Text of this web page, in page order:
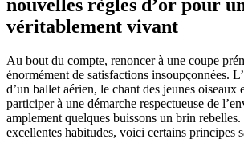
nouvelles règles d’or pour
véritablement vivant
Au bout du compte, renoncer à une coupe
énormément de satisfactions insoupçonnées.
d’un ballet aérien, le chant des jeunes oiseaux
participer à une démarche respectueuse de
amplement quelques buissons un brin rebelles.
excellentes habitudes, voici certains principes